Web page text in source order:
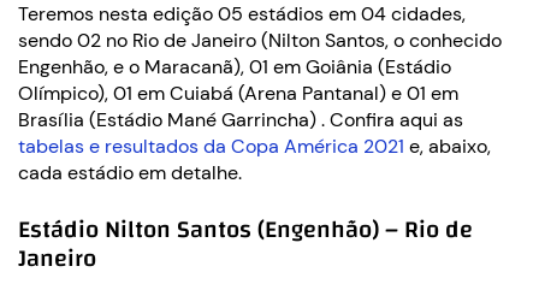
Teremos nesta edição 05 estádios em 04 cidades,
sendo 02 no Rio de Janeiro (Nilton Santos, o conhecido
Engenhão, e o Maracanã), 01 em Goiânia (Estádio
Olímpico), 01 em Cuiabá (Arena Pantanal) e 01 em
Brasília (Estádio Mané Garrincha) . Confira aqui as
tabelas e resultados da Copa América 2021 e, abaixo,
cada estádio em detalhe.
Estádio Nilton Santos (Engenhão) – Rio de
Janeiro